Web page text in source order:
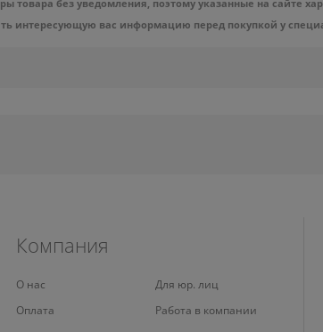
товара без уведомления, поэтому указанные на сайте
интересующую вас информацию перед покупкой у
Компания
О нас
Оплата
Для юр. лиц
Работа в компании